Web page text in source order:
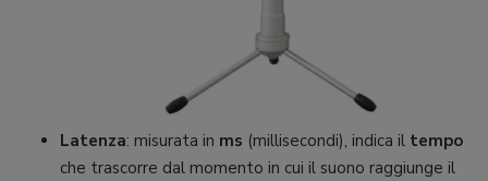
Latenza: misurata in ms (millisecondi), indica il tempo
che trascorre dal momento in cui il suono raggiunge il